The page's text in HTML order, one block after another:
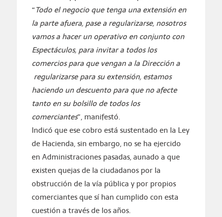
“Todo el negocio que tenga una extensión en
la parte afuera, pase a regularizarse, nosotros
vamos a hacer un operativo en conjunto con
Espectáculos, para invitar a todos los
comercios para que vengan a la Dirección a
regularizarse para su extensión, estamos
haciendo un descuento para que no afecte
tanto en su bolsillo de todos los
comerciantes”, manifestó.
Indicó que ese cobro está sustentado en la Ley
de Hacienda, sin embargo, no se ha ejercido
en Administraciones pasadas, aunado a que
existen quejas de la ciudadanos por la
obstrucción de la vía pública y por propios
comerciantes que sí han cumplido con esta
cuestión a través de los años.